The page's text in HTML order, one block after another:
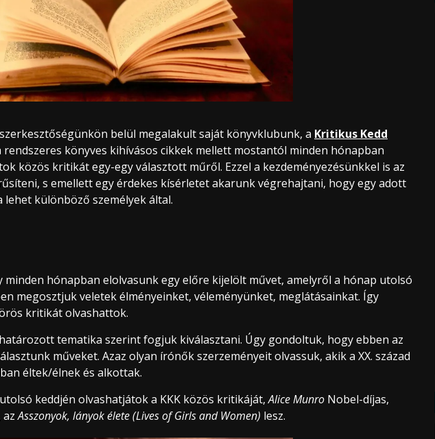
belül megalakult saját könyvklubunk, a Kritikus Kedd
rendszeres könyves kihívásos cikkek mellett mostantól minden hónapban
közös kritikát egy-egy választott műről. Ezzel a kezdeményezésünkkel is az
s emellett egy érdekes kísérletet akarunk végrehajtani, hogy egy adott
különböző személyek által.
hónapban elolvasunk egy előre kijelölt művet, amelyről a hónap utolsó
megosztjuk veletek élményeinket, véleményünket, meglátásainkat. Így
kritikát olvashattok.
tematika szerint fogjuk kiválasztani. Úgy gondoltuk, hogy ebben az
műveket. Azaz olyan írónők szerzeményeit olvassuk, akik a XX. század
éltek/élnek és alkottak.
keddjén olvashatjátok a KKK közös kritikáját,Alice Munro Nobel-díjas,
azAsszonyok, lányok élete (Lives of Girls and Women) lesz.